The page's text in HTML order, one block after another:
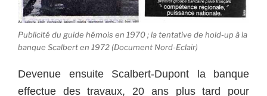
Publicité du guide hémois en 1970 ; la tentative de hold-up à la
banque Scalbert en 1972 (Document Nord-Eclair)
Devenue ensuite Scalbert-Dupont la banque
effectue des travaux, 20 ans plus tard pour